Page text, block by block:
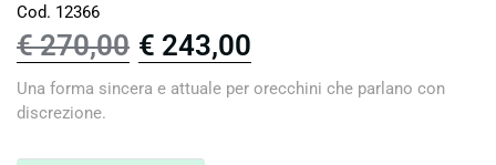
Cod. 12366
€270,00 € 243,00
Una forma sincera e attuale per orecchini che parlano con
discrezione.